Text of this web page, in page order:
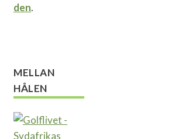
den.
MELLAN
HÅLEN